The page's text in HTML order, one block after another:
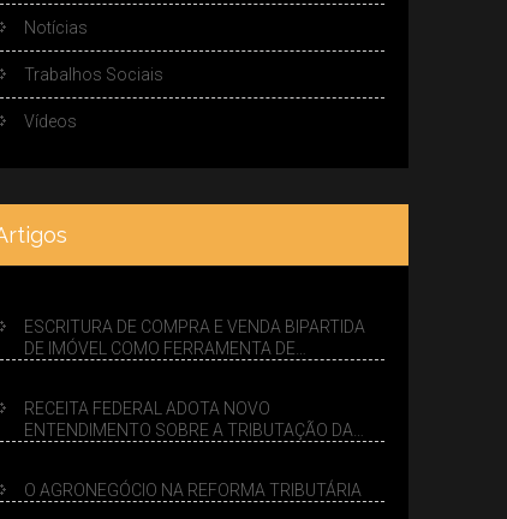
Notícias
Trabalhos Sociais
Vídeos
ESCRITURA DE COMPRA E VENDA BIPARTIDA
DE IMÓVEL COMO FERRAMENTA DE
RECEITA FEDERAL ADOTA NOVO
ENTENDIMENTO SOBRE A TRIBUTAÇÃO DA
O AGRONEGÓCIO NA REFORMA TRIBUTÁRIA